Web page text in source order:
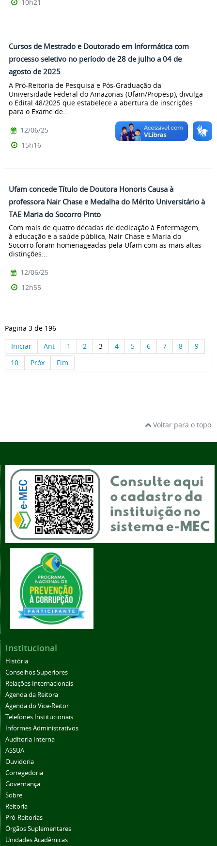
10h21
Cursos de Mestrado e Doutorado em Informática com
processo seletivo no período de 28 de julho a 04 de
agosto de 2025
A Pró-Reitoria de Pesquisa e Pós-Graduação da
Universidade Federal do Amazonas (Ufam/Propesp), divulga
o Edital 48/2025 que estabelece a abertura de inscrições
para o Exame de...
12/06/25
15h16
Ufam concede Título de Doutora Honoris Causa à
professora Nair Chase e Medalha do Mérito Universitário à
TAE Maria do Socorro Pinto
Com mais de quatro décadas de dedicação à Enfermagem,
à educação e a saúde pública, Nair Chase e Maria do
Socorro foram homenageadas pela Ufam com as mais altas
distinções...
12/06/25
12h55
Pagina 3 de 196
Iniciar
Ant 1 2 3 4 5 6 7 8
9
10
Próx Fim
Voltar para o topo
Institucional
História
Conselhos Superiores
Relações Internacionais
Agenda da Reitora
Agenda do Vice-Reitor
Telefones Institucionais
Informes Administrativos
Auditoria Interna
ASSUA
Ouvidoria
Corregedoria
Governança
Sobre
Reitoria
Pró-Reitorias
Órgãos Suplementares
Unidades Acadêmicas